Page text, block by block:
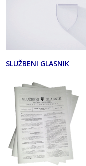
SLUŽBENI GLASNIK